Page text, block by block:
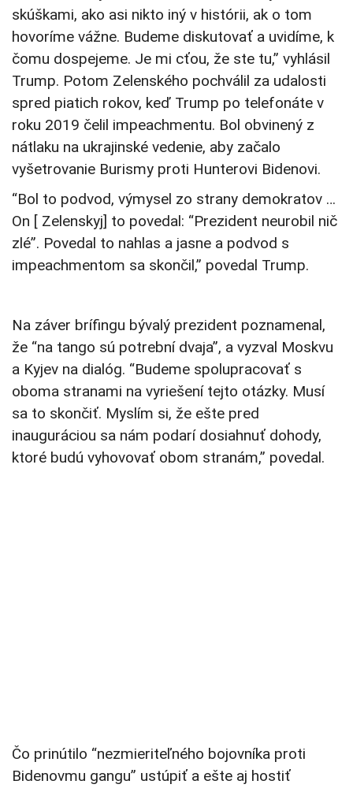
skúškami, ako asi nikto iný v histórii, ak o tom
hovoríme vážne. Budeme diskutovať a uvidíme, k
čomu dospejeme. Je mi cťou, že ste tu,” vyhlásil
Trump. Potom Zelenského pochválil za udalosti
spred piatich rokov, keď Trump po telefonáte v
roku 2019 čelil impeachmentu. Bol obvinený z
nátlaku na ukrajinské vedenie, aby začalo
vyšetrovanie Burismy proti Hunterovi Bidenovi.
“Bol to podvod, výmysel zo strany demokratov …
On [ Zelenskyj] to povedal: “Prezident neurobil nič
zlé”. Povedal to nahlas a jasne a podvod s
impeachmentom sa skončil,” povedal Trump.
Na záver brífingu bývalý prezident poznamenal,
že “na tango sú potrební dvaja”, a vyzval Moskvu
a Kyjev na dialóg. “Budeme spolupracovať s
oboma stranami na vyriešení tejto otázky. Musí
sa to skončiť. Myslím si, že ešte pred
inauguráciou sa nám podarí dosiahnuť dohody,
ktoré budú vyhovovať obom stranám,” povedal.
Čo prinútilo “nezmieriteľného bojovníka proti
Bidenovmu gangu” ustúpiť a ešte aj hostiť